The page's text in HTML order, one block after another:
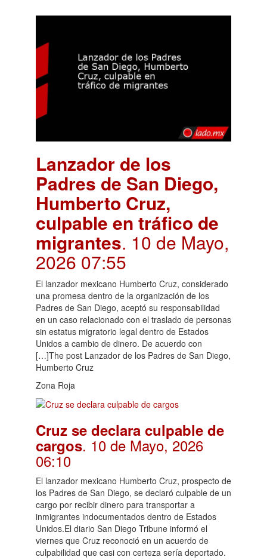
Lanzador de los
Padres de San Diego,
Humberto Cruz,
culpable en tráfico de
migrantes. 10 de Mayo,
2026 07:55
El lanzador mexicano Humberto Cruz, considerado
una promesa dentro de la organización de los
Padres de San Diego, aceptó su responsabilidad
en un caso relacionado con el traslado de personas
sin estatus migratorio legal dentro de Estados
Unidos a cambio de dinero. De acuerdo con
[…]The post Lanzador de los Padres de San Diego,
Humberto Cruz
Zona Roja
Cruz se declara culpable de
cargos. 10 de Mayo, 2026
06:10
El lanzador mexicano Humberto Cruz, prospecto de
los Padres de San Diego, se declaró culpable de un
cargo por recibir dinero para transportar a
inmigrantes indocumentados dentro de Estados
Unidos.El diario San Diego Tribune informó el
viernes que Cruz reconoció en un acuerdo de
culpabilidad que casi con certeza sería deportado.